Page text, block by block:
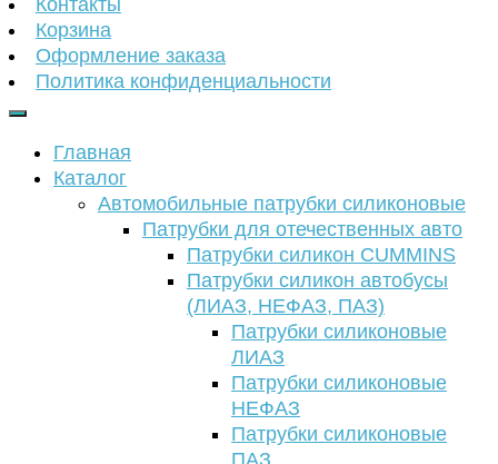
Контакты
Корзина
Оформление заказа
Политика конфиденциальности
Главная
Каталог
Автомобильные патрубки силиконовые
Патрубки для отечественных авто
Патрубки силикон CUMMINS
Патрубки силикон автобусы
(ЛИАЗ, НЕФАЗ, ПАЗ)
Патрубки силиконовые
ЛИАЗ
Патрубки силиконовые
НЕФАЗ
Патрубки силиконовые
ПАЗ